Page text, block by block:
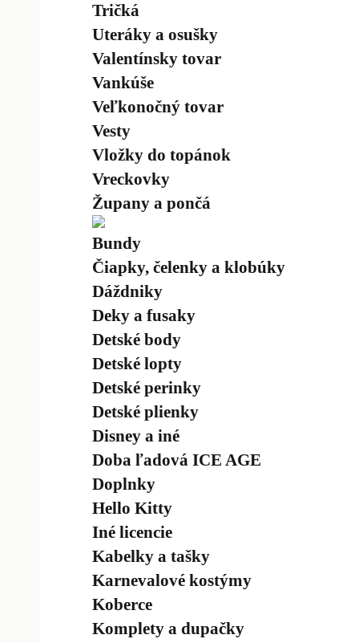
Tričká
Uteráky a osušky
Valentínsky tovar
Vankúše
Veľkonočný tovar
Vesty
Vložky do topánok
Vreckovky
Župany a pončá
Bundy
Čiapky, čelenky a klobúky
Dáždniky
Deky a fusaky
Detské body
Detské lopty
Detské perinky
Detské plienky
Disney a iné
Doba ľadová ICE AGE
Doplnky
Hello Kitty
Iné licencie
Kabelky a tašky
Karnevalové kostýmy
Koberce
Komplety a dupačky